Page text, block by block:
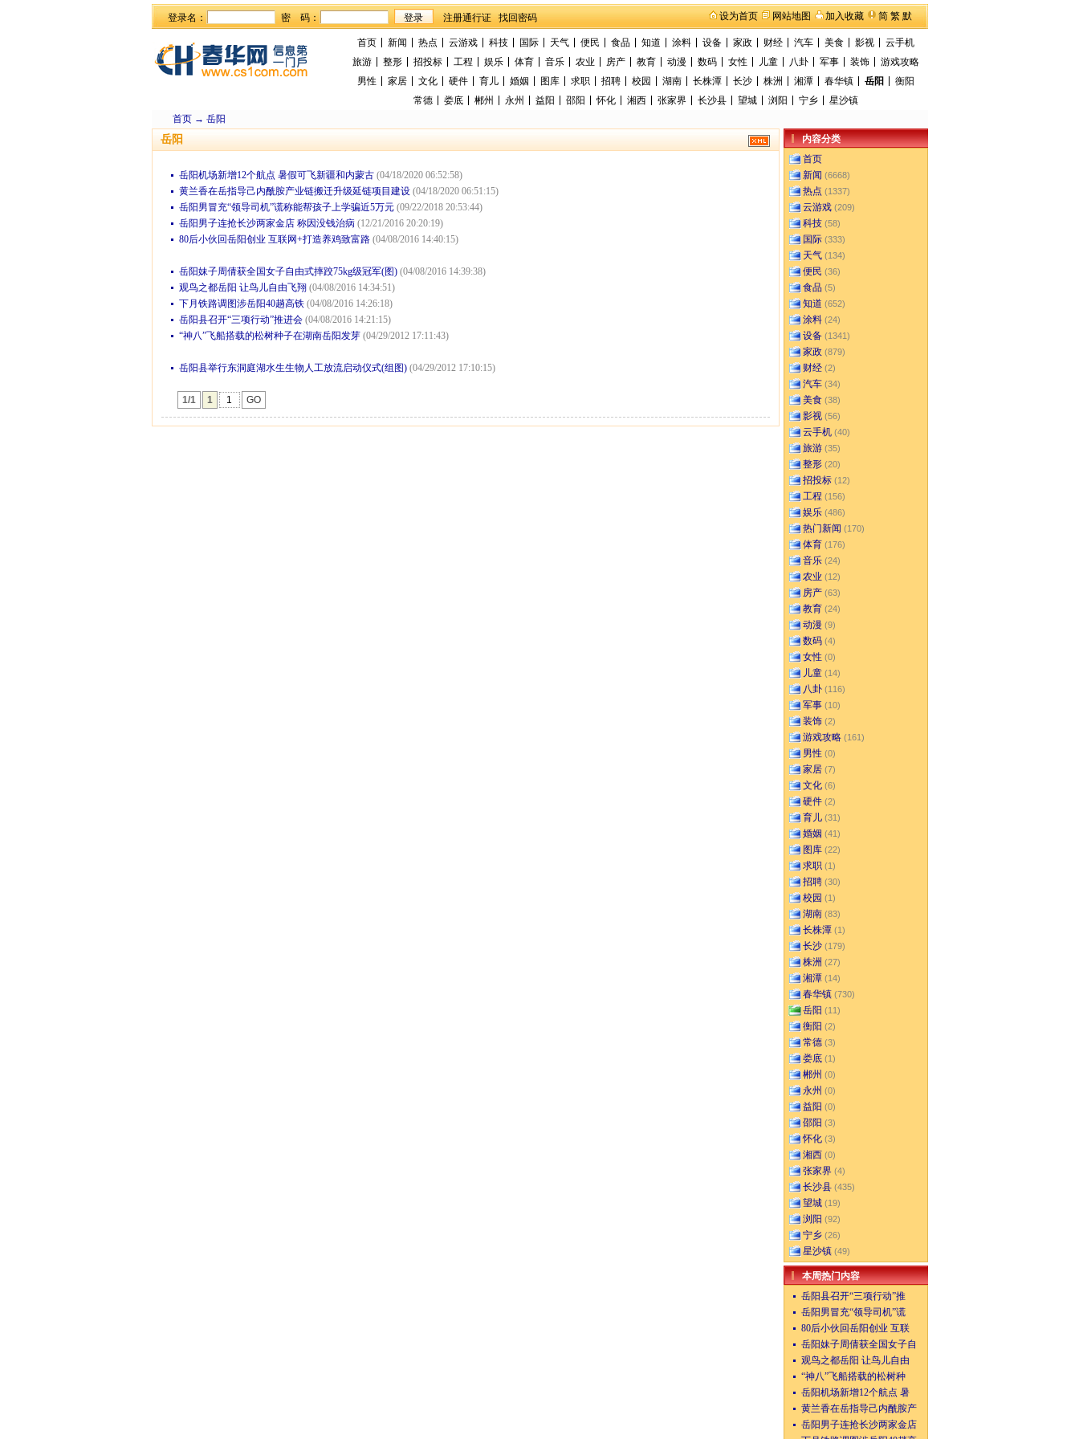
登录名： 密 码： 找回密码 设为首页 网站地图 加入收藏 简 繁 默
首页 新闻 热点 云游戏 科技 国际 天气 便民 食品 知道 涂料 设备 家政 财经 汽车 美食 影视
云手机
旅游
整形 招投标 工程 娱乐 体育 音乐 农业 房产 教育 动漫 数码 女性 儿童 八卦 军事 装饰
游戏攻略
男性
家居 文化 硬件 育儿 婚姻 图库 求职 招聘 校园 湖南 长株潭 长沙 株洲 湘潭 春华镇 岳阳
衡阳
常德
娄底 郴州 永州 益阳 邵阳 怀化 湘西 张家界 长沙县 望城 浏阳 宁乡
星沙镇
首页→ 岳阳
岳阳
岳阳机场新增12个航点 暑假可飞新疆和内蒙古 (04/18/2020 06:52:58)
黄兰香在岳指导己内酰胺产业链搬迁升级延链项目建设 (04/18/2020 06:51:15)
岳阳男冒充“领导司机”谎称能帮孩子上学骗近5万元 (09/22/2018 20:53:44)
岳阳男子连抢长沙两家金店 称因没钱治病 (12/21/2016 20:20:19)
80后小伙回岳阳创业 互联网+打造养鸡致富路 (04/08/2016 14:40:15)
岳阳妹子周倩获全国女子自由式摔跤75kg级冠军(图) (04/08/2016 14:39:38)
观鸟之都岳阳 让鸟儿自由飞翔 (04/08/2016 14:34:51)
下月铁路调图涉岳阳40趟高铁 (04/08/2016 14:26:18)
岳阳县召开“三项行动”推进会 (04/08/2016 14:21:15)
“神八”飞船搭载的松树种子在湖南岳阳发芽 (04/29/2012 17:11:43)
岳阳县举行东洞庭湖水生生物人工放流启动仪式(组图) (04/29/2012 17:10:15)
1/1 1 GO
内容分类
首页
新闻 (6668)
热点 (1337)
云游戏 (209)
科技 (58)
国际 (333)
天气 (134)
便民 (36)
食品 (5)
知道 (652)
涂料 (24)
设备 (1341)
家政 (879)
财经 (2)
汽车 (34)
美食 (38)
影视 (56)
云手机 (40)
旅游 (35)
整形 (20)
招投标 (12)
工程 (156)
娱乐 (486)
热门新闻 (170)
体育 (176)
音乐 (24)
农业 (12)
房产 (63)
教育 (24)
动漫 (9)
数码 (4)
女性 (0)
儿童 (14)
八卦 (116)
军事 (10)
装饰 (2)
游戏攻略 (161)
男性 (0)
家居 (7)
文化 (6)
硬件 (2)
育儿 (31)
婚姻 (41)
图库 (22)
求职 (1)
招聘 (30)
校园 (1)
湖南 (83)
长株潭 (1)
长沙 (179)
株洲 (27)
湘潭 (14)
春华镇 (730)
岳阳 (11)
衡阳 (2)
常德 (3)
娄底 (1)
郴州 (0)
永州 (0)
益阳 (0)
邵阳 (3)
怀化 (3)
湘西 (0)
张家界 (4)
长沙县 (435)
望城 (19)
浏阳 (92)
宁乡 (26)
星沙镇 (49)
本周热门内容
岳阳县召开“三项行动”推
岳阳男冒充“领导司机”谎
80后小伙回岳阳创业 互联
岳阳妹子周倩获全国女子自
观鸟之都岳阳 让鸟儿自由
“神八”飞船搭载的松树种
岳阳机场新增12个航点 暑
黄兰香在岳指导己内酰胺产
岳阳男子连抢长沙两家金店